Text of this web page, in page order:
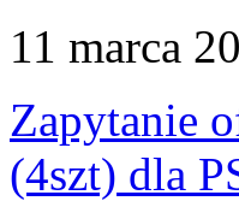
11 marca
Zapytanie
(4szt) dla